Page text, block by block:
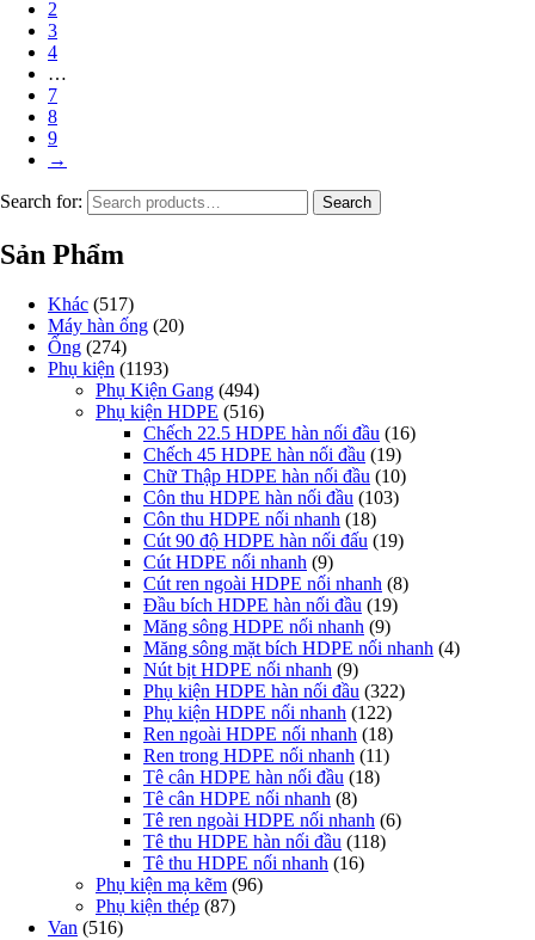
2
3
4
…
7
8
9
→
Search for: Search
Sản Phẩm
Khác (517)
Máy hàn ống (20)
Ống (274)
Phụ kiện (1193)
Phụ Kiện Gang (494)
Phụ kiện HDPE (516)
Chếch 22.5 HDPE hàn nối đầu (16)
Chếch 45 HDPE hàn nối đầu (19)
Chữ Thập HDPE hàn nối đầu (10)
Côn thu HDPE hàn nối đầu (103)
Côn thu HDPE nối nhanh (18)
Cút 90 độ HDPE hàn nối đấu (19)
Cút HDPE nối nhanh (9)
Cút ren ngoài HDPE nối nhanh (8)
Đầu bích HDPE hàn nối đầu (19)
Măng sông HDPE nối nhanh (9)
Măng sông mặt bích HDPE nối nhanh (4)
Nút bịt HDPE nối nhanh (9)
Phụ kiện HDPE hàn nối đầu (322)
Phụ kiện HDPE nối nhanh (122)
Ren ngoài HDPE nối nhanh (18)
Ren trong HDPE nối nhanh (11)
Tê cân HDPE hàn nối đầu (18)
Tê cân HDPE nối nhanh (8)
Tê ren ngoài HDPE nối nhanh (6)
Tê thu HDPE hàn nối đầu (118)
Tê thu HDPE nối nhanh (16)
Phụ kiện mạ kẽm (96)
Phụ kiện thép (87)
Van (516)